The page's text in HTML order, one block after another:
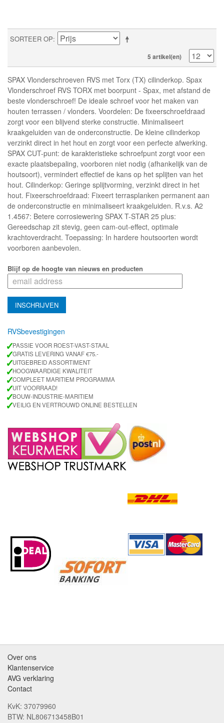
SORTEER OP
5 artikel(en)
SPAX Vlonderschroeven RVS met Torx (TX) cilinderkop. Spax
Vlonderschroef RVS TORX met boorpunt - Spax, met afstand de
beste vlonderschroef! De ideale schroef voor het maken van
houten terrassen / vlonders. Voordelen: De fixeerschroefdraad
zorgt voor een blijvend sterke constructie. Minimaliseert
kraakgeluiden van de onderconstructie. De kleine cilinderkop
verzinkt direct in het hout en zorgt voor een perfecte afwerking.
SPAX CUT-punt: de karakteristieke schroefpunt zorgt voor een
exacte plaatsbepaling, voorboren niet nodig (afhankelijk van de
houtsoort), vermindert effectief de kans op het splijten van het
hout. Cilinderkop: Geringe splijtvorming, verzinkt direct in het
hout. Fixeerschroefdraad: Fixeert terrasplanken permanent aan
de onderconstructie en minimaliseert kraakgeluiden. R.v.s. A2
1.4567: Betere corrosiewering SPAX T-STAR 25 plus:
Gereedschap zit stevig, geen cam-out-effect, optimale
krachtoverdracht. Toepassing: In hardere houtsoorten wordt
voorboren aanbevolen.
Blijf op de hoogte van nieuws en producten
RVSbevestigingen
✓PASSIE VOOR ROEST-VAST-STAAL
✓GRATIS LEVERING VANAF €75.-
✓UITGEBREID ASSORTIMENT
✓HOOGWAARDIGE KWALITEIT
✓COMPLEET MARITIEM PROGRAMMA
✓UIT VOORRAAD!
✓BOUW-INDUSTRIE-MARITIEM
✓VEILIG EN VERTROUWD ONLINE BESTELLEN
Over ons
Klantenservice
AVG verklaring
Contact
KvK: 37079960
BTW: NL806713458B01